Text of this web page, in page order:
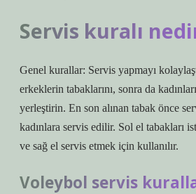
Servis kuralı
Genel kurallar: Servis yapmayı
erkeklerin tabaklarını, sonra da
yerleştirin. En son alınan tabak önce
kadınlara servis edilir. Sol el tabakları
ve sağ el servis etmek için kullanılır.
Voleybol servis